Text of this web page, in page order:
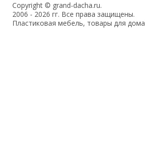
Copyright © grand-dacha.ru.
2006 - 2026 гг. Все права защищены.
Пластиковая мебель, товары для дома